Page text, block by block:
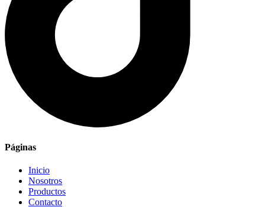
Páginas
Inicio
Nosotros
Productos
Contacto